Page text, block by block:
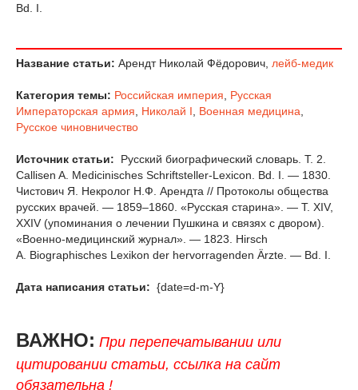
Bd. I.
Название статьи: Арендт Николай Фёдорович, лейб-медик
Категория темы: Российская империя, Русская
Императорская армия, Николай I, Военная медицина,
Русское чиновничество
Источник статьи:
Русский биографический словарь. Т. 2.
Callisen A. Medicinisches Schriftsteller-Lexicon. Bd. I. — 1830.
Чистович Я. Некролог Н.Ф. Арендта // Протоколы общества
русских врачей. — 1859–1860. «Русская старина». — Т. XIV,
XXIV (упоминания о лечении Пушкина и связях с двором).
«Военно-медицинский журнал». — 1823. Hirsch
A. Biographisches Lexikon der hervorragenden Ärzte. — Bd. I.
Дата написания статьи: {date=d-m-Y}
ВАЖНО: При перепечатывании или
цитировании статьи, ссылка на сайт
обязательна !